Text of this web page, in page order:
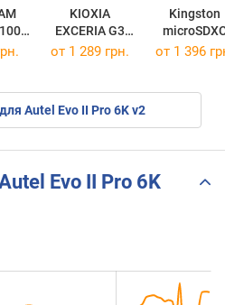
10
KIOXIA
EXCERIA G3
microSD
Kingston
Canvas
от 1 289 грн. от 1 396
Autel Evo II Pro 6K v2
Evo II Pro 6K